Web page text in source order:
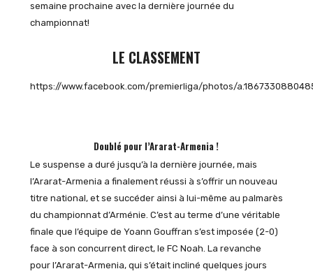
semaine prochaine avec la dernière journée du
championnat!
LE CLASSEMENT
https://www.facebook.com/premierliga/photos/
Doublé pour l’Ararat-Armenia !
Le suspense a duré jusqu’à la dernière journée, mais
l’Ararat-Armenia a finalement réussi à s’offrir un nouveau
titre national, et se succéder ainsi à lui-même au palmarès
du championnat d’Arménie. C’est au terme d’une véritable
finale que l’équipe de Yoann Gouffran s’est imposée (2-0)
face à son concurrent direct, le FC Noah. La revanche
pour l’Ararat-Armenia, qui s’était incliné quelques jours